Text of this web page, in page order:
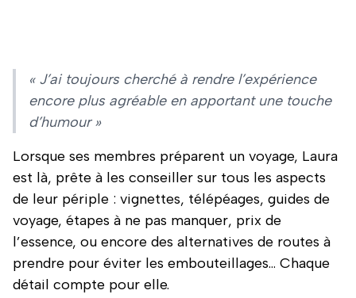
« J’ai toujours cherché à rendre l’expérience
encore plus agréable en apportant une touche
d’humour »
Lorsque ses membres préparent un voyage, Laura
est là, prête à les conseiller sur tous les aspects
de leur périple : vignettes, télépéages, guides de
voyage, étapes à ne pas manquer, prix de
l’essence, ou encore des alternatives de routes à
prendre pour éviter les embouteillages… Chaque
détail compte pour elle.